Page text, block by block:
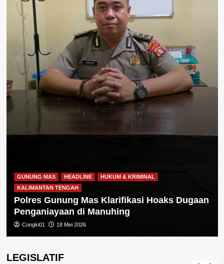
GUNUNG MAS HEADLINE
HUKUM & KRIMINAL
KALIMANTAN TENGAH
Polres Gunung Mas Klarifikasi Hoaks Dugaan
Penganiayaan di Manuhing
Congki01 18 Mei 2026
LEGISLATIF